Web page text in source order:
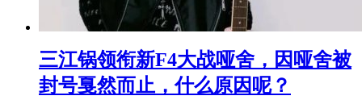
​三江锅领衔新F4大战哑舍，因哑舍被
封号戛然而止，什么原因呢？